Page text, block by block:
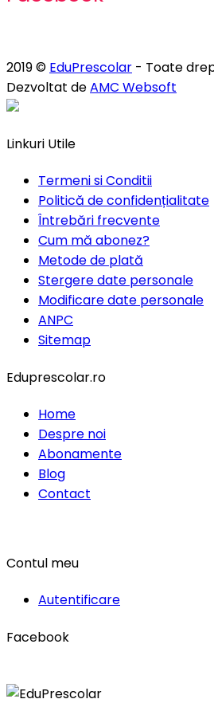
2019 © EduPrescolar - Toate
Dezvoltat deAMC Websoft
Linkuri Utile
Termeni si Conditii
Politică de confidențialitate
Întrebări frecvente
Cum mă abonez?
Metode de plată
Stergere date personale
Modificare date personale
ANPC
Sitemap
Eduprescolar.ro
Home
Despre noi
Abonamente
Blog
Contact
Contul meu
Autentificare
Facebook